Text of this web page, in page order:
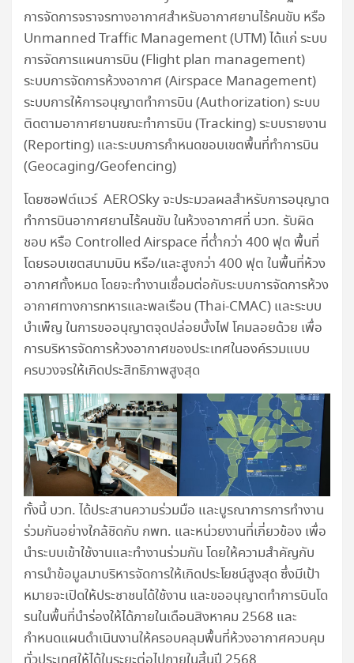
การจัดการจราจรทางอากาศสำหรับอากาศยานไร้คนขับ หรือ
Unmanned Traffic Management (UTM) ได้แก่ ระบบ
การจัดการแผนการบิน (Flight plan management)
ระบบการจัดการห้วงอากาศ (Airspace Management)
ระบบการให้การอนุญาตทำการบิน (Authorization) ระบบ
ติดตามอากาศยานขณะทำการบิน (Tracking) ระบบรายงาน
(Reporting) และระบบการกำหนดขอบเขตพื้นที่ทำการบิน
(Geocaging/Geofencing)
โดยซอฟต์แวร์ AEROSky จะประมวลผลสำหรับการอนุญาต
ทำการบินอากาศยานไร้คนขับ ในห้วงอากาศที่ บวท. รับผิด
ชอบ หรือ Controlled Airspace ที่ต่ำกว่า 400 ฟุต พื้นที่
โดยรอบเขตสนามบิน หรือ/และสูงกว่า 400 ฟุต ในพื้นที่ห้วง
อากาศทั้งหมด โดยจะทำงานเชื่อมต่อกับระบบการจัดการห้วง
อากาศทางการทหารและพลเรือน (Thai-CMAC) และระบบ
บำเพ็ญ ในการขออนุญาตจุดปล่อยบั้งไฟ โคมลอยด้วย เพื่อ
การบริหารจัดการห้วงอากาศของประเทศในองค์รวมแบบ
ครบวงจรให้เกิดประสิทธิภาพสูงสุด
ทั้งนี้ บวท. ได้ประสานความร่วมมือ และบูรณาการการทำงาน
ร่วมกันอย่างใกล้ชิดกับ กพท. และหน่วยงานที่เกี่ยวข้อง เพื่อ
นำระบบเข้าใช้งานและทำงานร่วมกัน โดยให้ความสำคัญกับ
การนำข้อมูลมาบริหารจัดการให้เกิดประโยชน์สูงสุด ซึ่งมีเป้า
หมายจะเปิดให้ประชาชนได้ใช้งาน และขออนุญาตทำการบินโด
รนในพื้นที่นำร่องให้ได้ภายในเดือนสิงหาคม 2568 และ
กำหนดแผนดำเนินงานให้ครอบคลุมพื้นที่ห้วงอากาศควบคุม